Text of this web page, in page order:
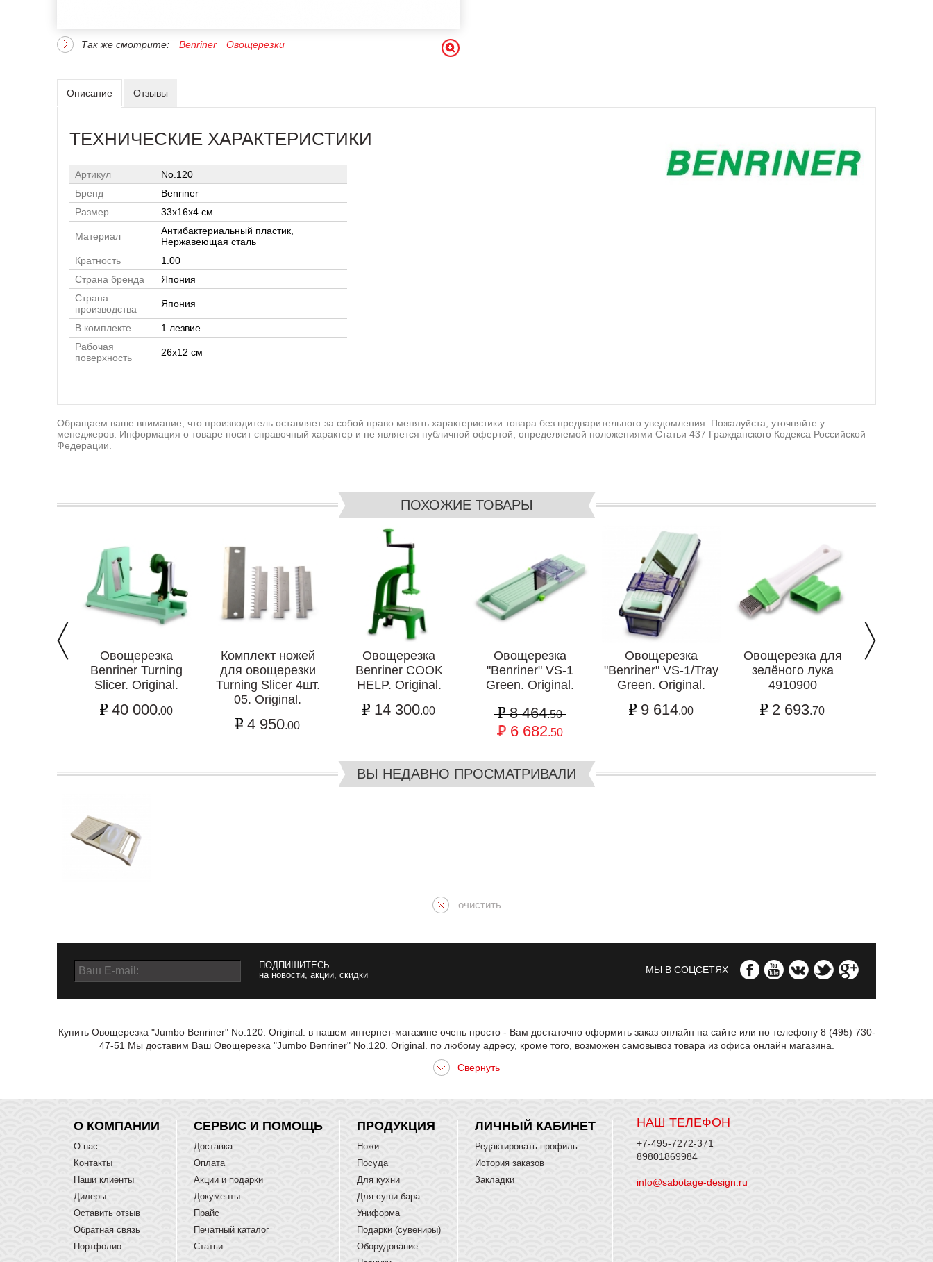
Так же смотрите: Benriner Овощерезки
Описание Отзывы
ТЕХНИЧЕСКИЕ ХАРАКТЕРИСТИКИ
Артикул
No.120
Бренд
Benriner
Размер
33х16х4 см
Материал
Антибактериальный пластик,
Нержавеющая сталь
Кратность
1.00
Страна бренда
Япония
Страна
производства
Япония
В комплекте
1 лезвие
Рабочая
поверхность
26х12 см
Обращаем ваше внимание, что производитель оставляет за собой право менять характеристики товара без предварительного уведомления. Пожалуйста, уточняйте у
менеджеров. Информация о товаре носит справочный характер и не является публичной офертой, определяемой положениями Статьи 437 Гражданского Кодекса Российской
Федерации.
ПОХОЖИЕ ТОВАРЫ
Овощерезка
Benriner Turning
Slicer. Original.
40 000.00
Комплект ножей
для овощерезки
Turning Slicer 4шт.
05. Original.
4 950.00
Овощерезка
Benriner COOK
HELP. Original.
14 300.00
Овощерезка
"Benriner" VS-1
Green. Original.
8 464.50
6 682.50
Овощерезка
"Benriner" VS-1/Tray
Green. Original.
9 614.00
Овощерезка для
зелёного лука
4910900
2 693.70
ВЫ НЕДАВНО ПРОСМАТРИВАЛИ
очистить
ПОДПИШИТЕСЬ
на новости, акции, скидки
МЫ В СОЦСЕТЯХ
Купить Овощерезка "Jumbo Benriner" No.120. Original. в нашем интернет-магазине очень просто - Вам достаточно оформить заказ онлайн на сайте или по телефону 8 (495) 730-
47-51 Мы доставим Ваш Овощерезка "Jumbo Benriner" No.120. Original. по любому адресу, кроме того, возможен самовывоз товара из офиса онлайн магазина.
НАШ ТЕЛЕФОН
+7-495-7272-371
89801869984
info@sabotage-design.ru
О КОМПАНИИ
О нас
Контакты
Наши клиенты
Дилеры
Оставить отзыв
Обратная связь
Портфолио
СЕРВИС И ПОМОЩЬ
Доставка
Оплата
Акции и подарки
Документы
Прайс
Печатный каталог
Статьи
ПРОДУКЦИЯ
Ножи
Посуда
Для кухни
Для суши бара
Униформа
Подарки (сувениры)
Оборудование
ЛИЧНЫЙ КАБИНЕТ
Редактировать профиль
История заказов
Закладки